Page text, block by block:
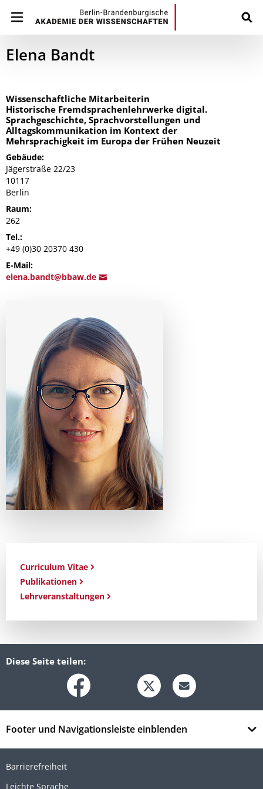
Elena Bandt
Wissenschaftliche Mitarbeiterin
Historische Fremdsprachenlehrwerke digital.
Sprachgeschichte, Sprachvorstellungen und
Alltagskommunikation im Kontext der
Mehrsprachigkeit im Europa der Frühen Neuzeit
Gebäude:
Jägerstraße 22/23
10117
Berlin
Raum:
262
Tel.:
+49 (0)30 20370 430
E-Mail:
elena.bandt@bbaw.de
Curriculum Vitae
Publikationen
Lehrveranstaltungen
Diese Seite teilen:
Footer und Navigationsleiste einblenden
Barrierefreiheit
Leichte Sprache